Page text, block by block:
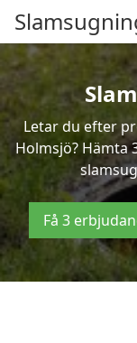
Letar du efter
Holmsjö? Hämta
Få 3